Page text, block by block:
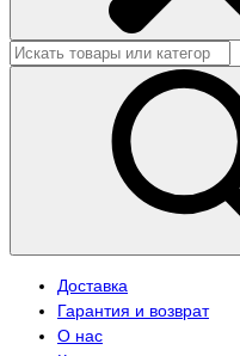
Доставка
Гарантия и возврат
О нас